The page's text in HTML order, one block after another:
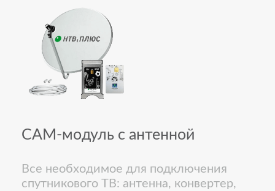
CAM-модуль с антенной
Все необходимое для подключения
спутникового ТВ: антенна, конвертер,